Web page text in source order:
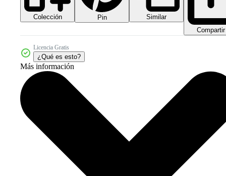
Colección Pin
Similar
Compartir
Licencia Gratis
¿Qué es esto?
Más información